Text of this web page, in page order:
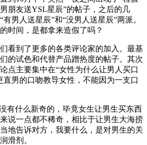
朋友送YSL星辰”的帖子，之后的几
男人送星辰”和“没男人送星辰”两派。
时间，是都拿来造假了吗？
看到了更多的各类评论家的加入。最基
的试色和代替产品蹭热度的帖子。其次
点主要集中在“女性为什么让男人买口
直男的口吻教导女性，不能因为一支口
有什么新奇的，毕竟女生让男生买东西
说一点都不稀奇，相比于让男生大海捞
地告诉对方，我要什么，是对男生的关
滑剂。